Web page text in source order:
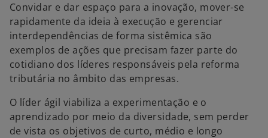
Convidar e dar espaço para a inovação, mover-se
rapidamente da ideia à execução e gerenciar
interdependências de forma sistêmica são
exemplos de ações que precisam fazer parte do
cotidiano dos líderes responsáveis pela reforma
tributária no âmbito das empresas.
O líder ágil viabiliza a experimentação e o
aprendizado por meio da diversidade, sem perder
de vista os objetivos de curto, médio e longo